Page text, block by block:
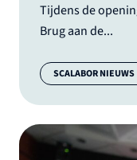
Tijdens de
Brug aan de...
Categorie:
SCALABOR NIEUWS